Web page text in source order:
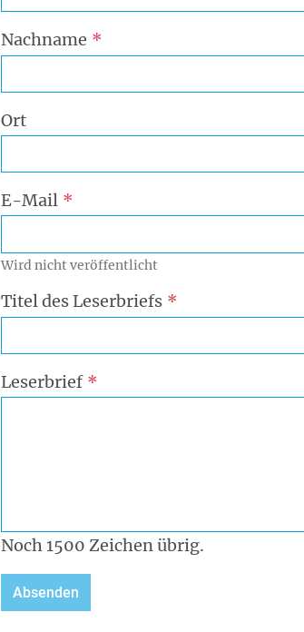
Nachname
Ort
E-Mail
Wird nicht veröffentlicht
Titel des Leserbriefs
Leserbrief
Noch1500 Zeichen übrig.